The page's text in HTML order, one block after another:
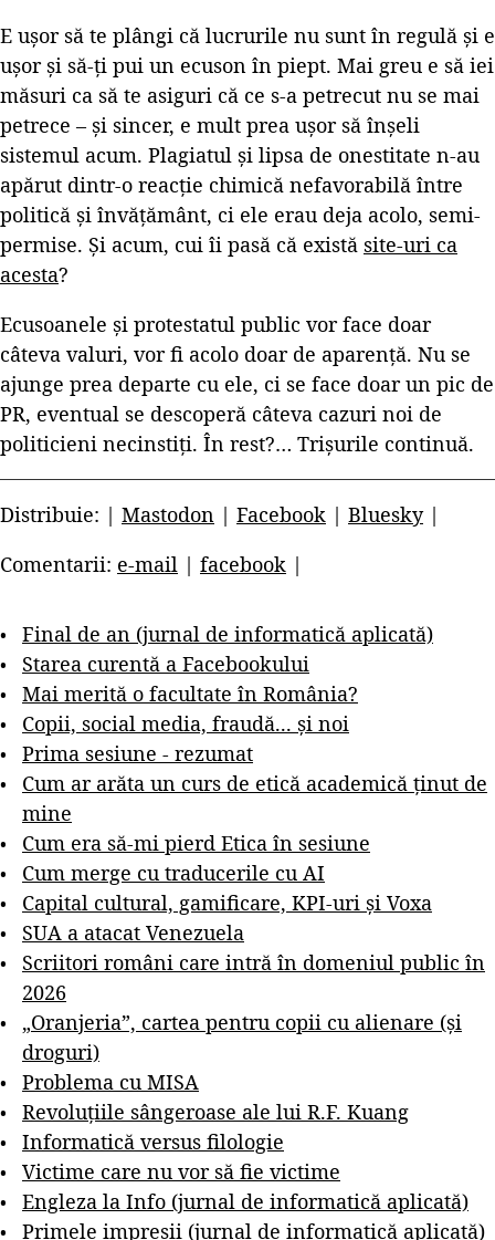
E ușor să te plângi că lucrurile nu sunt în regulă și e
ușor și să-ți pui un ecuson în piept. Mai greu e să iei
măsuri ca să te asiguri că ce s-a petrecut nu se mai
petrece – și sincer, e mult prea ușor să înșeli
sistemul acum. Plagiatul și lipsa de onestitate n-au
apărut dintr-o reacție chimică nefavorabilă între
politică și învățământ, ci ele erau deja acolo, semi-
permise. Și acum, cui îi pasă că există site-uri ca
acesta?
Ecusoanele și protestatul public vor face doar
câteva valuri, vor fi acolo doar de aparență. Nu se
ajunge prea departe cu ele, ci se face doar un pic de
PR, eventual se descoperă câteva cazuri noi de
politicieni necinstiți. În rest?… Trișurile continuă.
Distribuie: | Mastodon | Facebook | Bluesky|
Comentarii: e-mail | facebook |
Final de an (jurnal de informatică aplicată)
Starea curentă a Facebookului
Mai merită o facultate în România?
Copii, social media, fraudă... și noi
Prima sesiune - rezumat
Cum ar arăta un curs de etică academică ținut de
mine
Cum era să-mi pierd Etica în sesiune
Cum merge cu traducerile cu AI
Capital cultural, gamificare, KPI-uri și Voxa
SUA a atacat Venezuela
Scriitori români care intră în domeniul public în
2026
„Oranjeria”, cartea pentru copii cu alienare (și
droguri)
Problema cu MISA
Revoluțiile sângeroase ale lui R.F. Kuang
Informatică versus filologie
Victime care nu vor să fie victime
Engleza la Info (jurnal de informatică aplicată)
Primele impresii (jurnal de informatică aplicată)